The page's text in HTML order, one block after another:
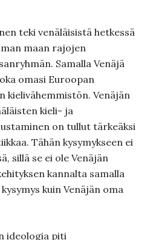
teki venäläisistä hetkessä
maan rajojen
Samalla Venäjä
omasi Euroopan
kielivähemmistön. Venäjän
kieli- ja
on tullut tärkeäksi
Tähän kysymykseen ei
sillä se ei ole Venäjän
kannalta samalla
kuin Venäjän oma
ideologia piti